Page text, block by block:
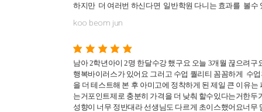
하지만 더 여러번 하신다면 일반학원 다니는 효과를 볼수
koo beom jun
남아 2학년아이 2명 한달수강 했구요 오늘 3개월 끊으려구
행복바이러스가 있어요 그러고 수업 퀄리티 꼼꼼하게 수
을 더 테스트해 본 후 아미고에 정착하게 된 제일 큰 이유는
는거포인트제로 충분히 가격을 더 낮춰 할수있다는거한두
성향이 너무 정반대라 선생님도 다르게 초이스했어요너무